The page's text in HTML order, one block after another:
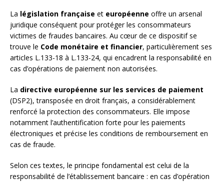
La législation française et européenne offre un arsenal
juridique conséquent pour protéger les consommateurs
victimes de fraudes bancaires. Au cœur de ce dispositif se
trouve le Code monétaire et financier, particulièrement ses
articles L.133-18 à L.133-24, qui encadrent la responsabilité en
cas d’opérations de paiement non autorisées.
La directive européenne sur les services de paiement
(DSP2), transposée en droit français, a considérablement
renforcé la protection des consommateurs. Elle impose
notamment l’authentification forte pour les paiements
électroniques et précise les conditions de remboursement en
cas de fraude.
Selon ces textes, le principe fondamental est celui de la
responsabilité de l’établissement bancaire : en cas d’opération